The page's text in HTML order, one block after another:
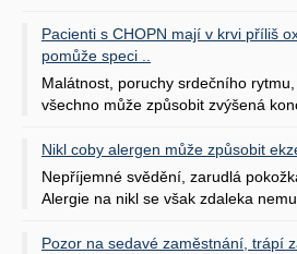
Pacienti s CHOPN mají v krvi příliš
pomůže speci ..
Malátnost, poruchy srdečního
všechno může způsobit zvýšená
Nikl coby alergen může způsobit
Nepříjemné svědění, zarudlá
Alergie na nikl se však zdaleka
Pozor na sedavé zaměstnání, trápí